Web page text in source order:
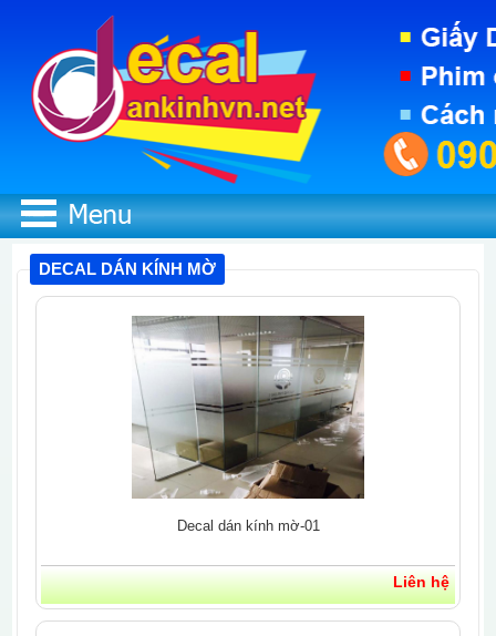
DECAL DÁN KÍNH MỜ
Decal dán kính mờ-01
Liên hệ